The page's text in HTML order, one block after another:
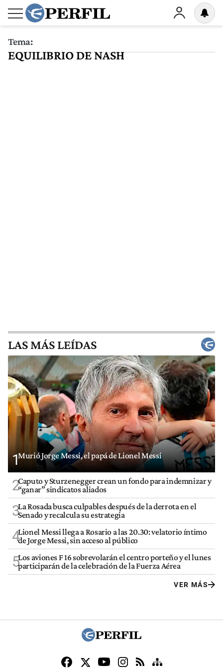
Tema:
EQUILIBRIO DE NASH
LAS MÁS LEÍDAS
1Murió Jorge Messi, el papá de Lionel Messi
2Caputo y Sturzenegger crean un fondo para indemnizar y
“ganar” sindicatos aliados
3La Rosada busca culpables después de la derrota en el
Senado y recalcula su estrategia
4Lionel Messi llega a Rosario a las 20.30: velatorio íntimo
de Jorge Messi, sin acceso al público
5Los aviones F 16 sobrevolarán el centro porteño y el lunes
participarán de la celebración de la Fuerza Aérea
VER MÁS